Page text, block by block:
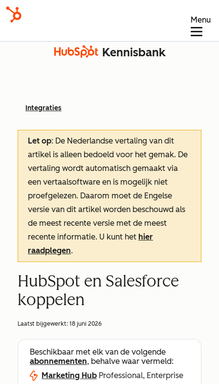
Menu
Kennisbank
Integraties
Let op: De Nederlandse vertaling van dit
artikel is alleen bedoeld voor het gemak. De
vertaling wordt automatisch gemaakt via
een vertaalsoftware en is mogelijk niet
proefgelezen. Daarom moet de Engelse
versie van dit artikel worden beschouwd als
de meest recente versie met de meest
recente informatie. U kunt het hier
raadplegen.
HubSpot en Salesforce
koppelen
Laatst bijgewerkt: 18 juni 2026
Beschikbaar met elk van de volgende
abonnementen, behalve waar vermeld:
Marketing Hub Professional, Enterprise